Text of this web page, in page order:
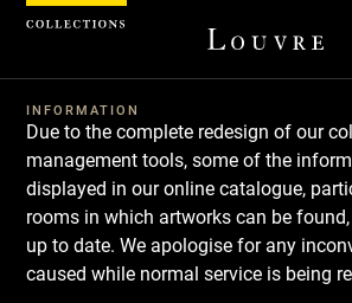
INFORMATION
Due to the complete redesign of our
management tools, some of the
displayed in our online catalogue,
rooms in which artworks can be
up to date. We apologise for any
caused while normal service is being
Cookies management panel